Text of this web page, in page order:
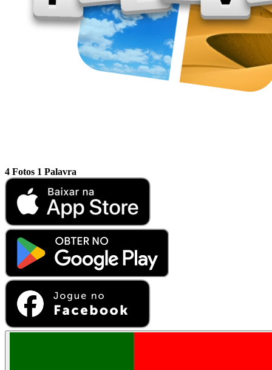
4 Fotos 1 Palavra